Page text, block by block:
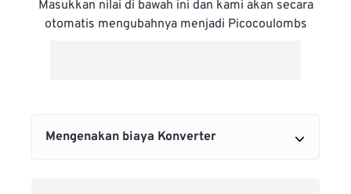
Masukkan nilai di bawah ini dan kami akan secara
otomatis mengubahnya menjadi Picocoulombs